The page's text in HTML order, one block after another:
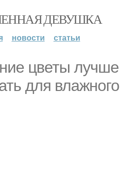
ДЕВУШКА
новости статьи
цветы лучше
для влажного